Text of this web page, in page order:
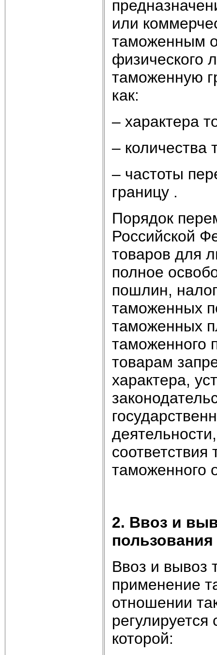
или
таможенным
физического
таможенную
как:
– характера
– количества
– частоты
границу .
Порядок
Российской
товаров для
полное
пошлин,
таможенных
таможенных
таможенного
товарам
характера,
таможенного
2. Ввоз и
пользования
Ввоз и вывоз
применение
отношении
которой: